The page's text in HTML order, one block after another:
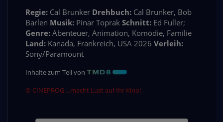
Regie: Cal Brunker Drehbuch: Cal Brunker, Bob
Barlen Musik: Pinar Toprak Schnitt: Ed Fuller;
Genre: Abenteuer, Animation, Komödie, Familie
Land: Kanada, Frankreich, USA 2026 Verleih:
Sony/Paramount
Inhalte zum Teil von
© CINEPROG ...macht Lust auf Ihr Kino!